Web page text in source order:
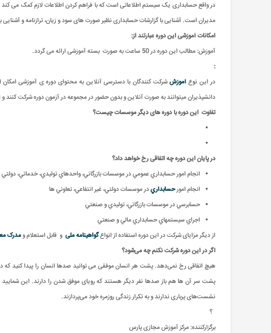
در واقع حسابداری یک سیستم اطلاعاتی است که با فراهم کردن اطلاعات لازم کمک می کند
مدیران است. آشنایی با گزارشات حسابداری نظیر صورت های سود و زيان، ترازنامه و
امکانات آموزشی این دوره عبارتند از:
آموزش: مطالب این دوره در 50 ساعت به صورت بسته آموزشی ارائه می گردد
.
:
در این نوع آموزششرکت کنندگان با دسترسی آنلاین به محتوای دوره ی آموزشی
دانشپذیران میتوانند به صورت آنلاین و بدون حضور در مجموعه در آزمون دوره شرکت کنند و
تفاوت این دوره با دوره های دیگر موسسات چیست؟
در پایان این دوره چه اتفاقی رخ خواهد داد؟
انجام امور حسابداري عمومي در موسسات بازرگاني، واحدهاي توليدي، خدماتي، دولتي
انجام امورحسابداريدر موسسات دولتي، غير انتفاعي، تعاوني ها
حسابرسي در موسسات بازرگاني، توليدي و صنعتي
اجراي سيستمهاي حسابداري مالي و صنعتي
از دیگر مزایای شرکت در این دوره استفاده از انواعگواهینامه ملی و قابل استعلام ومدرک
اگر در این دوره شرکت نکنم چه می‌شود؟
هیچ اتفاقی رخ نمی‌دهد. پشت هر انسان موفقی می توانید صدها انسان را پیدا کنید
پشت سر آن ها هم باز صدها نفر دیگر هستند که رویای موفق شدن را دارند. این شمایید
نشست‌های پرباری ندارند و به تکرار زندگی روزمره خود می‌پردازند.
؟
برگزارکننده: مرکز آموزش مجازی پارس